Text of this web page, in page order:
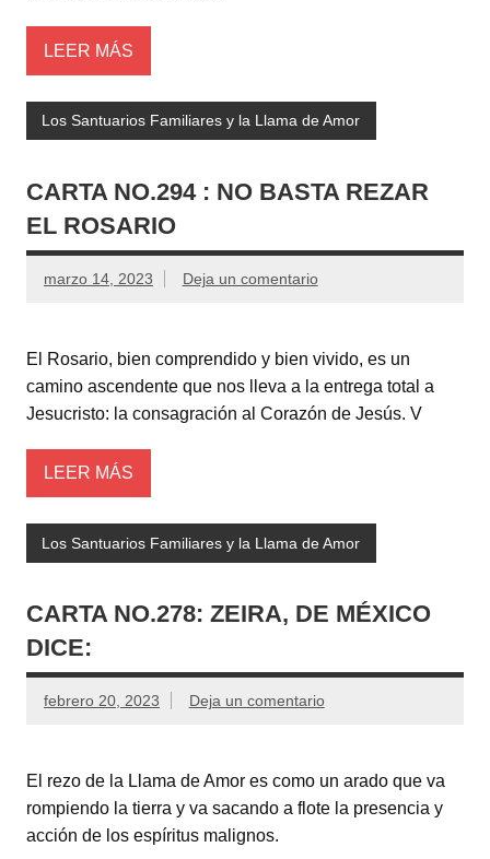
LEER MÁS
Los Santuarios Familiares y la Llama de Amor
CARTA NO.294 : NO BASTA REZAR
EL ROSARIO
marzo 14, 2023 Deja un comentario
El Rosario, bien comprendido y bien vivido, es un
camino ascendente que nos lleva a la entrega total a
Jesucristo: la consagración al Corazón de Jesús. V
LEER MÁS
Los Santuarios Familiares y la Llama de Amor
CARTA NO.278: ZEIRA, DE MÉXICO
DICE:
febrero 20, 2023 Deja un comentario
El rezo de la Llama de Amor es como un arado que va
rompiendo la tierra y va sacando a flote la presencia y
acción de los espíritus malignos.